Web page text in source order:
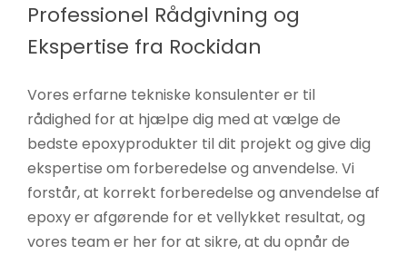
Professionel Rådgivning og
Ekspertise fra Rockidan
Vores erfarne tekniske konsulenter er til
rådighed for at hjælpe dig med at vælge de
bedste epoxyprodukter til dit projekt og give dig
ekspertise om forberedelse og anvendelse. Vi
forstår, at korrekt forberedelse og anvendelse af
epoxy er afgørende for et vellykket resultat, og
vores team er her for at sikre, at du opnår de